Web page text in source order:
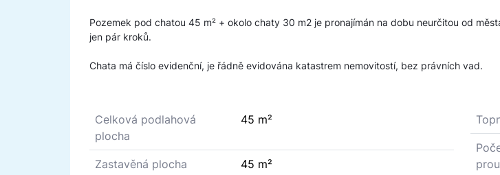
Pozemek pod chatou 45 m² + okolo chaty 30 m2 je pronajímán na dobu neurčitou od
jen pár kroků.
Chata má číslo evidenční, je řádně evidována katastrem nemovitostí, bez právních vad.
Celková podlahová
plocha
45 m²
Zastavěná plocha 45 m²